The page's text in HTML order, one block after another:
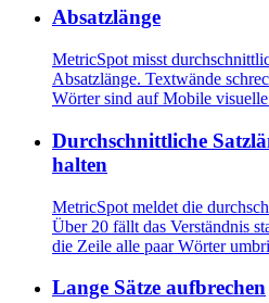
Absatzlänge
MetricSpot misst
Absatzlänge. Textwände
Wörter sind auf Mobile
Durchschnittliche
halten
MetricSpot meldet die
Über 20 fällt das Verständnis
die Zeile alle paar Wörter
Lange Sätze aufbrechen